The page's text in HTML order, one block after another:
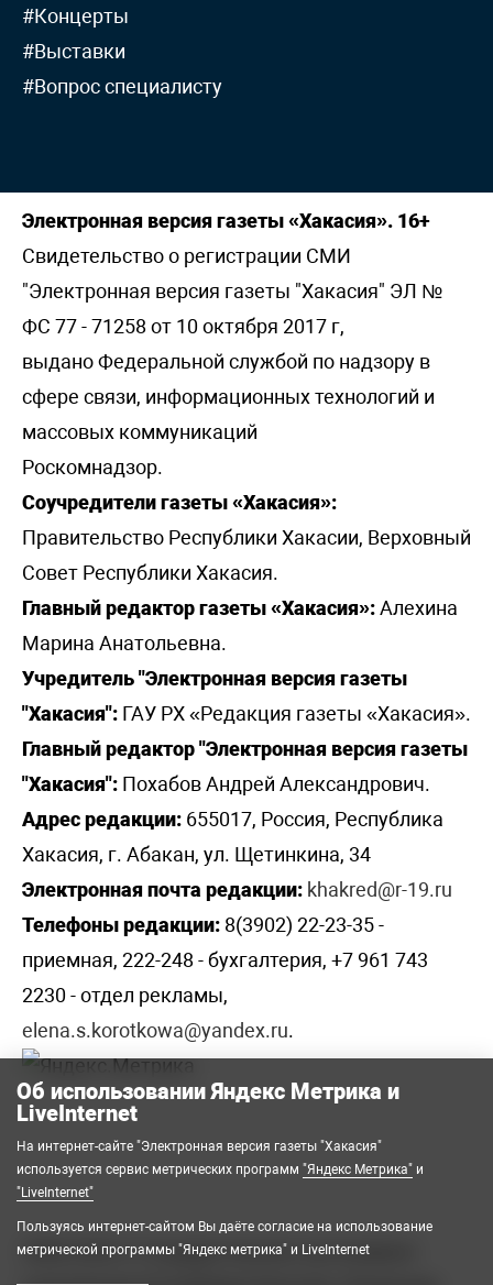
#Концерты
#Выставки
#Вопрос специалисту
Электронная версия газеты «Хакасия». 16+
Свидетельство о регистрации СМИ
"Электронная версия газеты "Хакасия" ЭЛ №
ФС 77 - 71258 от 10 октября 2017 г,
выдано Федеральной службой по надзору в
сфере связи, информационных технологий и
массовых коммуникаций
Роскомнадзор.
Соучредители газеты «Хакасия»:
Правительство Республики Хакасии, Верховный
Совет Республики Хакасия.
Главный редактор газеты «Хакасия»:Алехина
Марина Анатольевна.
Учредитель "Электронная версия газеты
"Хакасия": ГАУ РХ «Редакция газеты «Хакасия».
Главный редактор "Электронная версия газеты
"Хакасия": Похабов Андрей Александрович.
Адрес редакции: 655017, Россия, Республика
Хакасия, г. Абакан, ул. Щетинкина, 34
Электронная почта редакции: khakred@r-19.ru
Телефоны редакции: 8(3902) 22-23-35 -
приемная, 222-248 - бухгалтерия, +7 961 743
2230 - отдел рекламы,
elena.s.korotkowa@yandex.ru.
2008-2026 © Государственное автономное
Об использовании Яндекс Метрика и
LiveInternet
На интернет-сайте "Электронная версия газеты "Хакасия"
используется сервис метрических программ "Яндекс Метрика" и
"LiveInternet"
Пользуясь интернет-сайтом Вы даёте согласие на использование
метрической программы "Яндекс метрика" и LiveInternet